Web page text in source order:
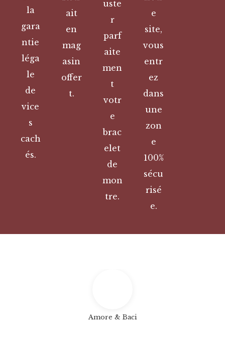
la
gara
ntie
léga
le
de
vice
s
cach
és.
ait
en
mag
asin
offer
t.
uste
r
parf
aite
men
t
votr
e
brac
elet
de
mon
tre.
e
site,
vous
entr
ez
dans
une
zon
e
100%
sécu
risé
e.
Amore & Baci